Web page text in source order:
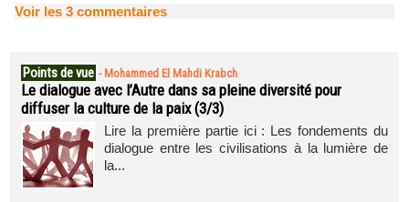
Voir les 3 commentaires
Points de vue - Mohammed El Mahdi Krabch
Le dialogue avec l’Autre dans sa pleine diversité pour
diffuser la culture de la paix (3/3)
Lire la première partie ici : Les fondements du
dialogue entre les civilisations à la lumière de
la...